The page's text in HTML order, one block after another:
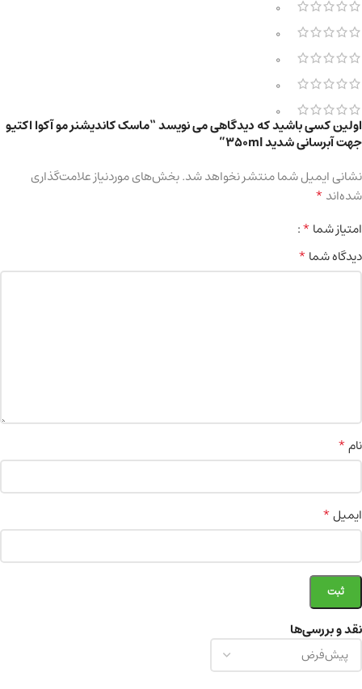
0
0
0
0
0
نقد و بررسی‌ها
اولین کسی باشید که دیدگاهی می نویسد “ماسک کاندیشنر مو آکوا اکتیو
جهت آبرسانی شدید 350ml”
نشانی ایمیل شما منتشر نخواهد شد.بخش‌های موردنیاز علامت‌گذاری
شده‌اند*
امتیاز شما*
دیدگاه شما*
نام*
ایمیل*